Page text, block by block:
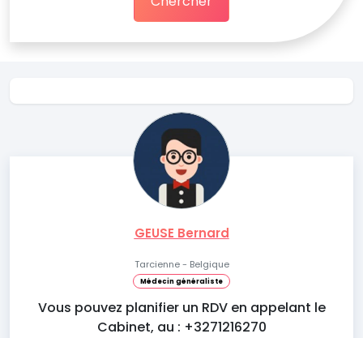
GEUSE Bernard
Tarcienne - Belgique
Médecin généraliste
Vous pouvez planifier un RDV en appelant le
Cabinet, au : +3271216270